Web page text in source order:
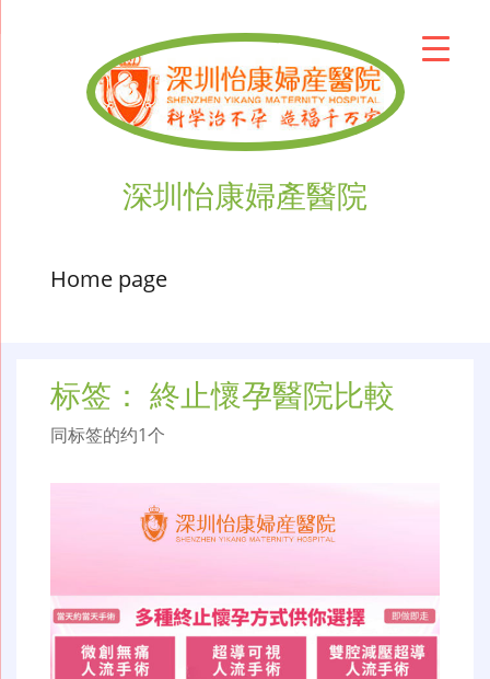
深圳怡康婦產醫院
Home page
标签： 終止懷孕醫院比較
同标签的约1个